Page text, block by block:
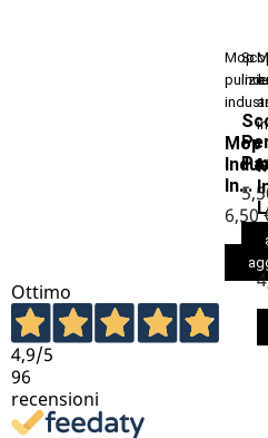
Mop
pulizie
Mop
In...
6,50
e
Ottimo
4,9/5
96
recensioni